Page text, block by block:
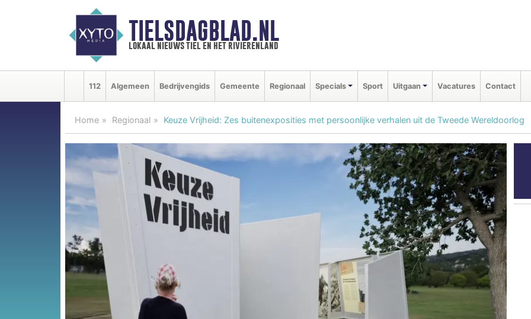
TIELSDAGBLAD.NL
lokaal nieuws tiel en het rivierenland
112 Algemeen Bedrijvengids Gemeente Regionaal Specials Sport Uitgaan Vacatures Contact
Home Regionaal Keuze Vrijheid: Zes buitenexposities met persoonlijke verhalen uit de Tweede Wereldoorlog